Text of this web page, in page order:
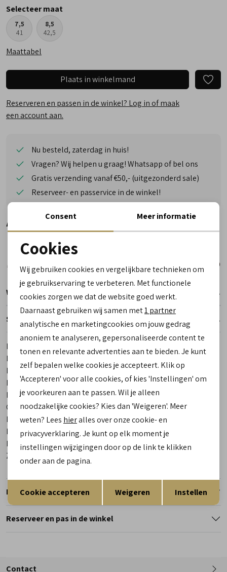
Selecteer maat
7,5
41
8,5
42,5
Maattabel
Plaats in winkelmand
Reserveren en passen in de winkel? Log in of maak
een account aan.
Nu besteld, zaterdag in huis!
Vragen? Wij helpen u graag! Whatsapp of bel ons
Gratis verzending vanaf €50,- (uitgezonderd sale)
Reserveer- en passervice in de winkel!
Alternatieve kleuren
Winkelvoorraad
Specificaties
Merk
Leveranciercode
Bestelcode
00024133-80
Breedtemaat
E
Los voetbed
Ja
Categorie
Sneakers | veterschoenen
Kleur
Blauw
Materiaal buitenkant
Combinatie Leer
Materiaal binnenkant
Leer
Zool
Retourneren
Reserveer en pas in de winkel
Contact
Noodzakelijke cookies
Analytische cookies
Marketing cookies
Terug Opslaan
Consent Meer informatie
Cookies
Wij gebruiken cookies en vergelijkbare technieken om
je gebruikservaring te verbeteren. Met functionele
cookies zorgen we dat de website goed werkt.
Daarnaast gebruiken wij samen met1 partner
analytische en marketingcookies om jouw gedrag
anoniem te analyseren, gepersonaliseerde content te
tonen en relevante advertenties aan te bieden. Je kunt
zelf bepalen welke cookies je accepteert. Klik op
'Accepteren' voor alle cookies, of kies 'Instellingen' om
je voorkeuren aan te passen. Wil je alleen
noodzakelijke cookies? Kies dan 'Weigeren'. Meer
weten? Lees hieralles over onze cookie- en
privacyverklaring. Je kunt op elk moment je
instellingen wijzigingen door op de link te klikken
onder aan de pagina.
Cookie accepteren Weigeren Instellen